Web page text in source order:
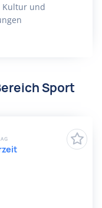
Kultur und
Sport